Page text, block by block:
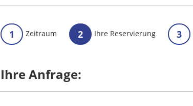
1 Zeitraum 2 Ihre Reservierung 3
Ihre Anfrage: